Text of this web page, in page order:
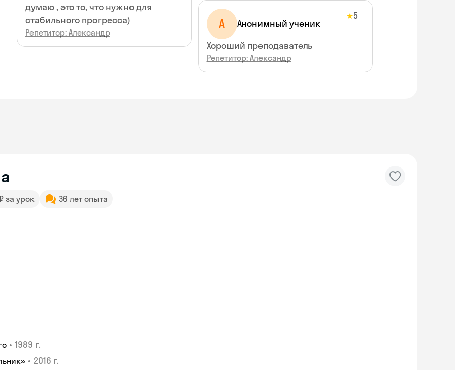
думаю , это то, что нужно для
стабильного прогресса)
Репетитор: Александр
А Анонимный ученик
★5
Хороший преподаватель
Репетитор: Александр
за урок 36 лет опыта
• 1989 г.
• 2016 г.